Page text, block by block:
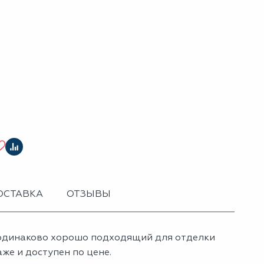
ОТЗЫВЫ
хорошо подходящий для отделки
и доступен по цене.